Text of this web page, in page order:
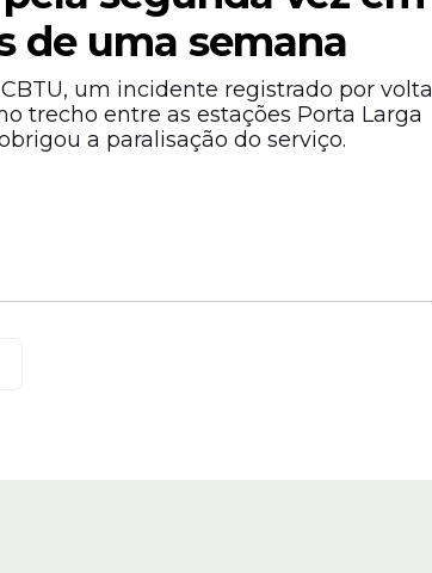
de uma semana
um incidente registrado por volta
trecho entre as estações Porta Larga
a paralisação do serviço.